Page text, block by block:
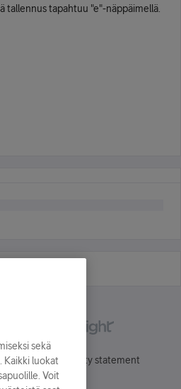
tallennus tapahtuu "e"-näppäimellä.
Accessibility statement
sekä
Kaikki luokat
Voit